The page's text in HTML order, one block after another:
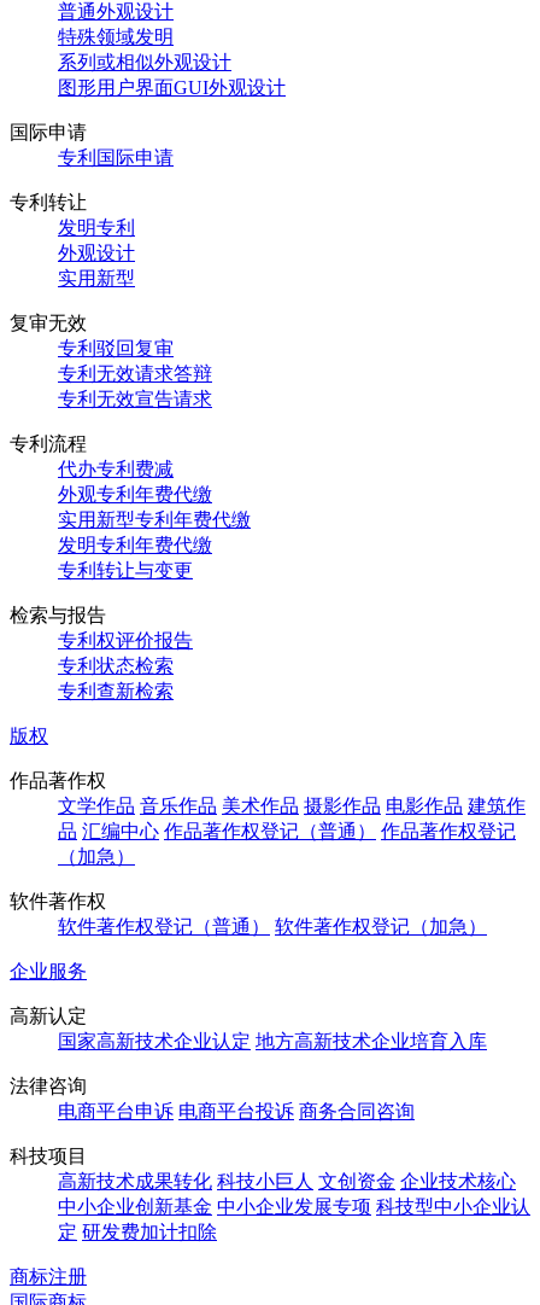
普通外观设计
特殊领域发明
系列或相似外观设计
图形用户界面GUI外观设计
国际申请
专利国际申请
专利转让
发明专利
外观设计
实用新型
复审无效
专利驳回复审
专利无效请求答辩
专利无效宣告请求
专利流程
代办专利费减
外观专利年费代缴
实用新型专利年费代缴
发明专利年费代缴
专利转让与变更
检索与报告
专利权评价报告
专利状态检索
专利查新检索
版权
作品著作权
文学作品 音乐作品 美术作品 摄影作品 电影作品 建筑作
品 汇编中心 作品著作权登记（普通）
作品著作权登记
（加急）
软件著作权
软件著作权登记（普通）
软件著作权登记（加急）
企业服务
高新认定
国家高新技术企业认定 地方高新技术企业培育入库
法律咨询
电商平台申诉 电商平台投诉 商务合同咨询
科技项目
高新技术成果转化 科技小巨人 文创资金 企业技术核心
中小企业创新基金 中小企业发展专项 科技型中小企业认
定 研发费加计扣除
商标注册